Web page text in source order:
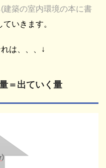
(建築の室内環境の本に書
いきます。
は、、、↓
＝出ていく量